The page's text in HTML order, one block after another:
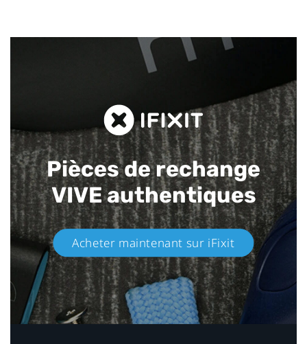
Pièces de rechange
VIVE authentiques​
Acheter maintenant sur iFixit​